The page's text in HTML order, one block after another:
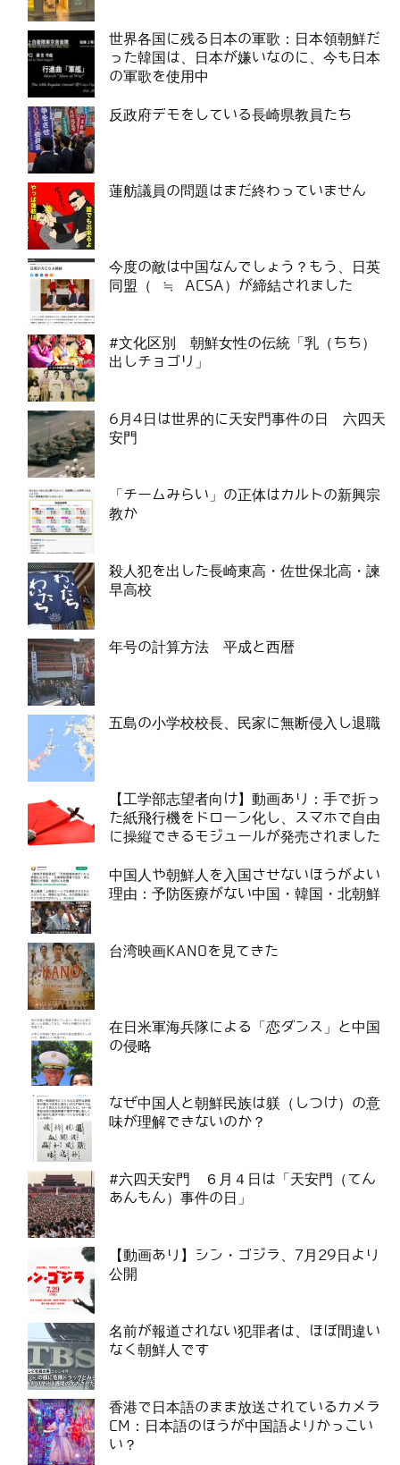
世界各国に残る日本の軍歌：日本領朝鮮だ
った韓国は、日本が嫌いなのに、今も日本
の軍歌を使用中
反政府デモをしている長崎県教員たち
蓮舫議員の問題はまだ終わっていません
今度の敵は中国なんでしょう？もう、日英
同盟（ ≒ ACSA）が締結されました
#文化区別 朝鮮女性の伝統「乳（ちち）
出しチョゴリ」
6月4日は世界的に天安門事件の日 六四天
安門
「チームみらい」の正体はカルトの新興宗
教か
殺人犯を出した長崎東高・佐世保北高・諫
早高校
年号の計算方法 平成と西暦
五島の小学校校長、民家に無断侵入し退職
【工学部志望者向け】動画あり：手で折っ
た紙飛行機をドローン化し、スマホで自由
に操縦できるモジュールが発売されました
中国人や朝鮮人を入国させないほうがよい
理由：予防医療がない中国・韓国・北朝鮮
台湾映画KANOを見てきた
在日米軍海兵隊による「恋ダンス」と中国
の侵略
なぜ中国人と朝鮮民族は躾（しつけ）の意
味が理解できないのか？
#六四天安門 ６月４日は「天安門（てん
あんもん）事件の日」
【動画あり】シン・ゴジラ、7月29日より
公開
名前が報道されない犯罪者は、ほぼ間違い
なく朝鮮人です
香港で日本語のまま放送されているカメラ
CM：日本語のほうが中国語よりかっこい
い？